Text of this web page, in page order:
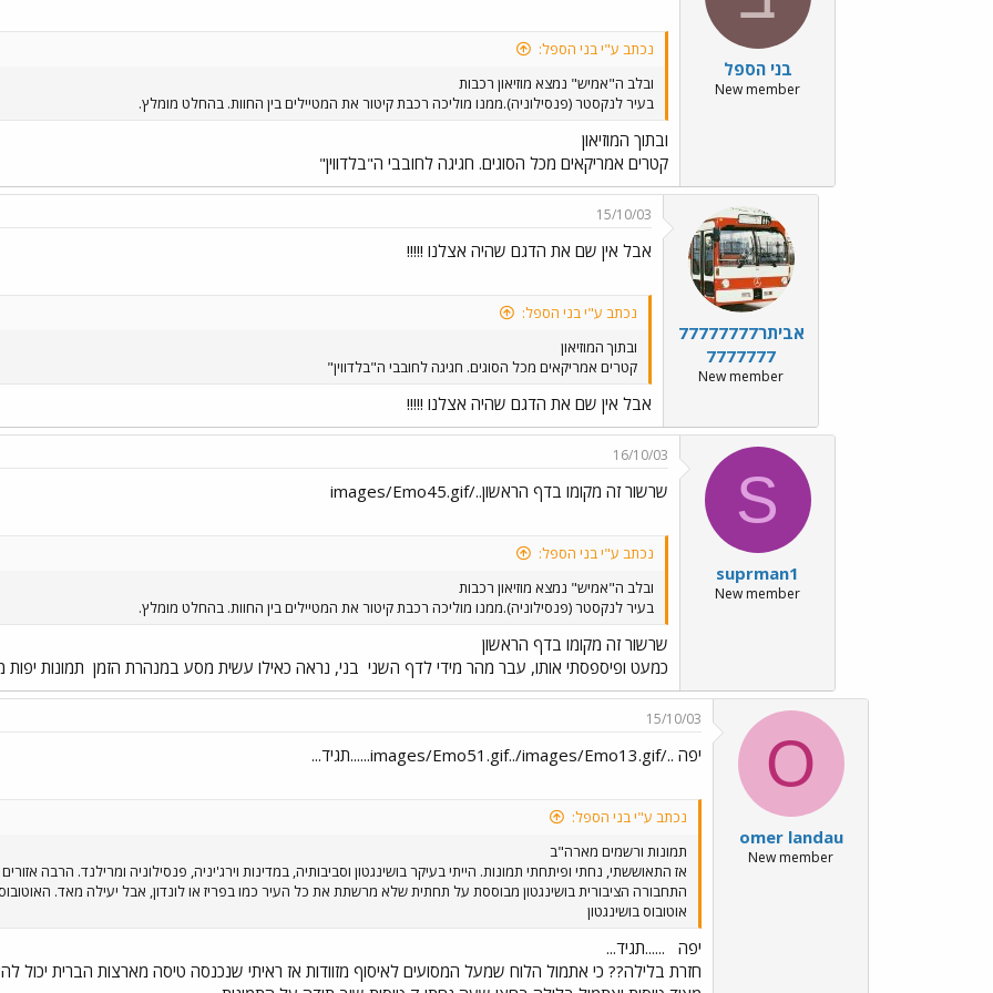
בני הספל
New member
נכתב ע"י בני הספל:
ובלב ה"אמיש" נמצא מוזיאון רכבות
בעיר לנקסטר (פנסילוניה).ממנו מוליכה רכבת קיטור את המטיילים בין החוות. בהחלט מומלץ.
ובתוך המוזיאון
קטרים אמריקאים מכל הסוגים. חגיגה לחובבי ה"בלדווין"
אביתר77777777
7777777
New member
15/10/03
אבל אין שם את הדגם שהיה אצלנו !!!!!
נכתב ע"י בני הספל:
ובתוך המוזיאון
קטרים אמריקאים מכל הסוגים. חגיגה לחובבי ה"בלדווין"
אבל אין שם את הדגם שהיה אצלנו !!!!!
S
suprman1
New member
16/10/03
שרשור זה מקומו בדף הראשון../images/Emo45.gif
נכתב ע"י בני הספל:
ובלב ה"אמיש" נמצא מוזיאון רכבות
בעיר לנקסטר (פנסילוניה).ממנו מוליכה רכבת קיטור את המטיילים בין החוות. בהחלט מומלץ.
שרשור זה מקומו בדף הראשון
כמעט ופיספסתי אותו, עבר מהר מידי לדף השני בני, נראה כאילו עשית מסע במנהרת הזמן תמונות יפות
O
omer landau
New member
15/10/03
יפה ../images/Emo51.gif../images/Emo13.gif......תגיד...
נכתב ע"י בני הספל:
תמונות ורשמים מארה"ב
אז התאוששתי, נחתי ופיתחתי תמונות. הייתי בעיקר בושינגטון וסביבותיה, במדינות וירג'יניה, פנסילוניה ומרילנד. הרבה
התחבורה הציבורית בושינגטון מבוססת על תחתית שלא מרשתת את כל העיר כמו בפריז או לונדון, אבל יעילה מאד.
אוטובוס בושינגטון
יפה
......תגיד...
חזרת בלילה?? כי אתמול הלוח שמעל המסועים לאיסוף מזוודות אז ראיתי שנכנסה טיסה מארצות הברית יכול